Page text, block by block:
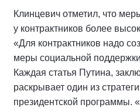
Клинцевич отметил, что
у контрактников более
«Для контрактников надо
меры социальной
Каждая статья Путина,
раскрывает один из
президентской программы.